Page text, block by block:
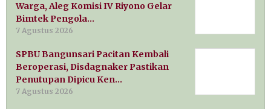
Warga, Aleg Komisi IV Riyono Gelar
Bimtek Pengola…
7 Agustus 2026
SPBU Bangunsari Pacitan Kembali
Beroperasi, Disdagnaker Pastikan
Penutupan Dipicu Ken…
7 Agustus 2026